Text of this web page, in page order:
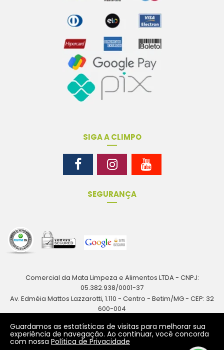
SIGA A CLIMPO
SEGURANÇA
Guardamos as estatísticas de visitas para melhorar sua
experiência de navegação. Ao continuar, você concorda
com nossa Política de Privacidade
Comercial da Mata Limpeza e Alimentos LTDA - CNPJ:
05.382.938/0001-37
Av. Edméia Mattos Lazzarotti, 1.110 - Centro - Betim/MG - CEP: 32
600-004
600-024